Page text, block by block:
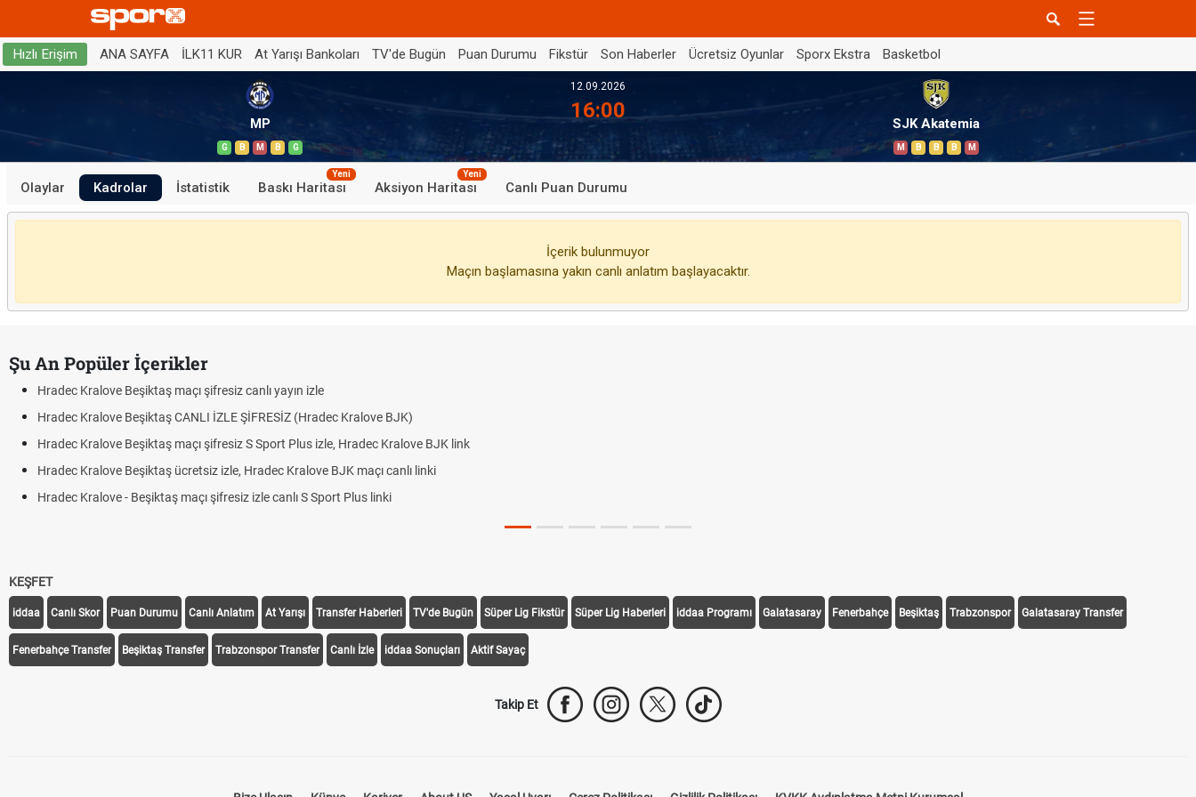
Hızlı Erişim ANA SAYFA İLK11 KUR At Yarışı Bankoları TV'de Bugün Puan Durumu Fikstür Son Haberler Ücretsiz Oyunlar Sporx Ekstra Basketbol
MP
G B M B G
12.09.2026
16:00
SJK Akatemia
M B B B M
Olaylar Kadrolar İstatistik Baskı Haritası
Yeni
Aksiyon Haritası
Yeni
Canlı Puan Durumu
İçerik bulunmuyor
Maçın başlamasına yakın canlı anlatım başlayacaktır.
Şu An Popüler İçerikler
Hradec Kralove Beşiktaş maçı şifresiz canlı yayın izle
Hradec Kralove Beşiktaş CANLI İZLE ŞİFRESİZ (Hradec Kralove BJK)
Hradec Kralove Beşiktaş maçı şifresiz S Sport Plus izle, Hradec Kralove BJK link
Hradec Kralove Beşiktaş ücretsiz izle, Hradec Kralove BJK maçı canlı linki
Hradec Kralove - Beşiktaş maçı şifresiz izle canlı S Sport Plus linki
KEŞFET
iddaa Canlı Skor Puan Durumu Canlı Anlatım At Yarışı Transfer Haberleri TV'de Bugün Süper Lig Fikstür Süper Lig Haberleri iddaa Programı Galatasaray Fenerbahçe Beşiktaş Trabzonspor Galatasaray Transfer
Fenerbahçe Transfer Beşiktaş Transfer Trabzonspor Transfer Canlı İzle iddaa Sonuçları Aktif Sayaç
Takip Et